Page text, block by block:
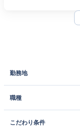
勤務地
職種
こだわり条件